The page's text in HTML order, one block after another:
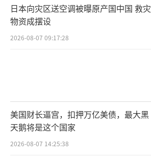
日本向灾区送空调被曝原产国中国 救灾
物资成摆设
2026-08-07 09:17:28
美国财长逼宫，扣押万亿美债，最大黑
天鹅将是这个国家
2026-08-07 14:25:38